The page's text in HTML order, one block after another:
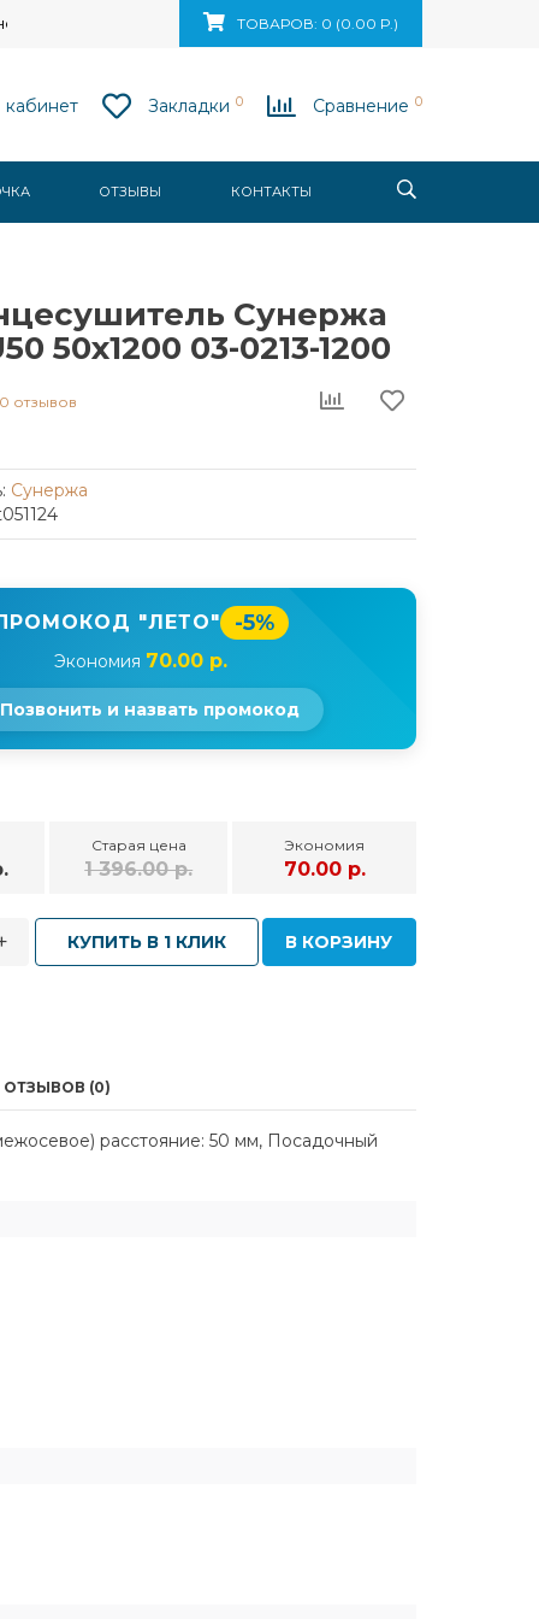
ул. Ваупшасова, д. 10, пом. 131ТОВАРОВ: 0 (0.00 Р.)
Закладки 0 Сравнение 0
ОТЗЫВЫ КОНТАКТЫ
Сунержа
50x1200 03-0213-1200
отзывов
Сунержа
"ЛЕТО" -5%
Экономия 70.00 р.
Позвонить и назвать промокод
Старая цена
1 396.00 р.
Экономия
70.00 р.
КУПИТЬ В 1 КЛИК В КОРЗИНУ
ОТЗЫВОВ (0)
расстояние: 50 мм, Посадочный